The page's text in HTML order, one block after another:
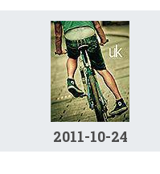
2011-10-24